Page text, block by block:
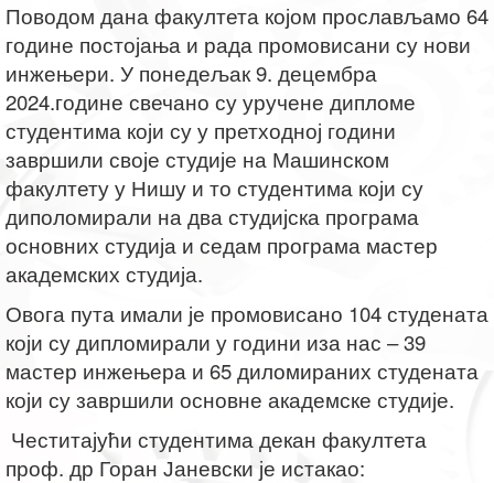
Поводом дана факултета којом прослављамо 64
године постојања и рада промовисани су нови
инжењери. У понедељак 9. децембра
2024.године свечано су уручене дипломе
студентима који су у претходној години
завршили своје студије на Машинском
факултету у Нишу и то студентима који су
диполомирали на два студијска програма
основних студија и седам програма мастер
академских студија.
Овога пута имали је промовисано 104 студената
који су дипломирали у години иза нас – 39
мастер инжењера и 65 диломираних студената
који су завршили основне академске студије.
Честитајући студентима декан факултета
проф. др Горан Јаневски је истакао: